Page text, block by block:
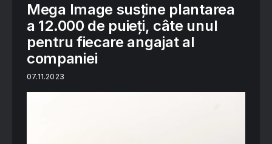
Mega Image susține plantarea
a 12.000 de puieți, câte unul
pentru fiecare angajat al
companiei
07.11.2023